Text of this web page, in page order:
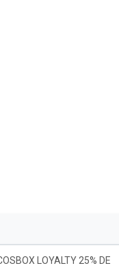
LOYALTY 25% DE